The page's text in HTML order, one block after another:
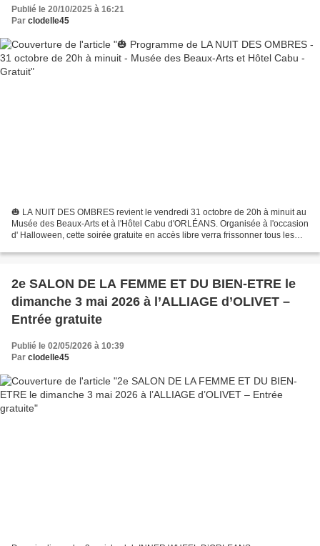
Publié le 20/10/2025 à 16:21
Par clodelle45
🎃 LA NUIT DES OMBRES revient le vendredi 31 octobre de 20h à minuit au
Musée des Beaux-Arts et à l'Hôtel Cabu d'ORLÉANS. Organisée à l'occasion
d' Halloween, cette soirée gratuite en accès libre verra frissonner tous les
2e SALON DE LA FEMME ET DU BIEN-ETRE le
dimanche 3 mai 2026 à l’ALLIAGE d’OLIVET –
Entrée gratuite
Publié le 02/05/2026 à 10:39
Par clodelle45